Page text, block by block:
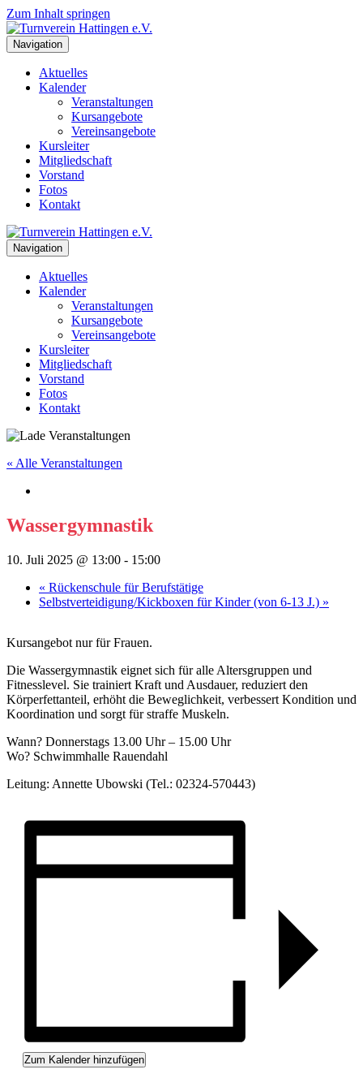
Zum Inhalt springen
Navigation
Aktuelles
Kalender
Veranstaltungen
Kursangebote
Vereinsangebote
Kursleiter
Mitgliedschaft
Vorstand
Fotos
Kontakt
Navigation
Aktuelles
Kalender
Veranstaltungen
Kursangebote
Vereinsangebote
Kursleiter
Mitgliedschaft
Vorstand
Fotos
Kontakt
« Alle Veranstaltungen
Wassergymnastik
10. Juli 2025 @ 13:00 - 15:00
« Rückenschule für Berufstätige
Selbstverteidigung/Kickboxen für Kinder (von 6-13 J.) »
Kursangebot nur für Frauen.
Die Wassergymnastik eignet sich für alle Altersgruppen und
Fitnesslevel. Sie trainiert Kraft und Ausdauer, reduziert den
Körperfettanteil, erhöht die Beweglichkeit, verbessert Kondition und
Koordination und sorgt für straffe Muskeln.
Wann? Donnerstags 13.00 Uhr – 15.00 Uhr
Wo? Schwimmhalle Rauendahl
Leitung: Annette Ubowski (Tel.: 02324-570443)
Zum Kalender hinzufügen